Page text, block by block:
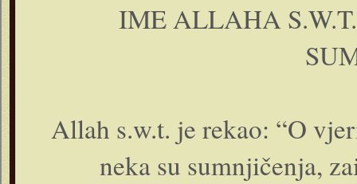
IME ALLAHA
Allah s.w.t. je rekao: “O
neka su sumnjičenja,